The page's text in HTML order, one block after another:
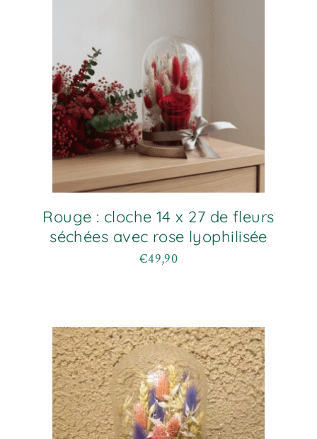
sur
la
page
du
produit
Rouge : cloche 14 x 27 de fleurs
séchées avec rose lyophilisée
€49,90